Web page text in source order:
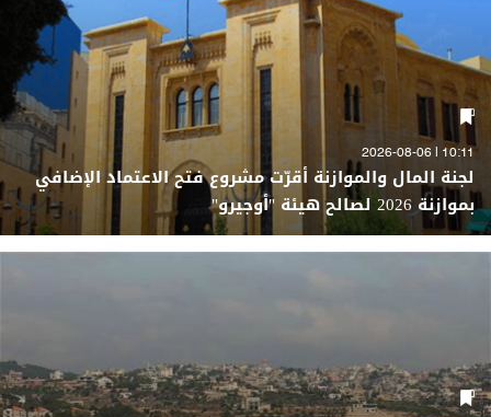
10:11 | 2026-08-06
لجنة المال والموازنة أقرّت مشروع فتح الاعتماد الإضافي
بموازنة 2026 لصالح هيئة "أوجيرو"